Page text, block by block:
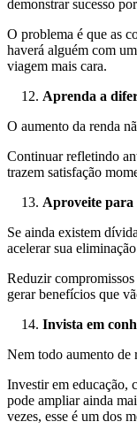
demonstrar sucesso
O problema é que as
haverá alguém com
viagem mais cara.
Aprenda a
O aumento da renda
Continuar refletindo
trazem satisfação
Aproveite
Se ainda existem
acelerar sua
Reduzir
gerar benefícios que
Invista em
Nem todo aumento de
Investir em educação,
pode ampliar ainda
vezes, esse é um dos